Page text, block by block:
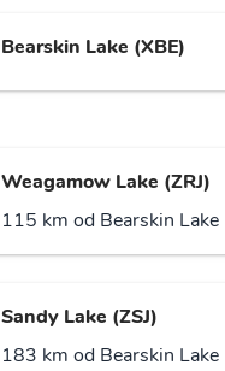
Bearskin Lake (XBE)
Weagamow Lake (ZRJ)
115 km od Bearskin Lake
Sandy Lake (ZSJ)
183 km od Bearskin Lake